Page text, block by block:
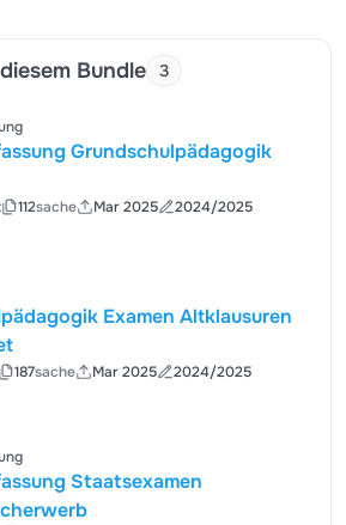
Bundle 3
Grundschulpädagogik
112sache Mar 2025 2024/2025
Examen Altklausuren
187sache Mar 2025 2024/2025
Staatsexamen